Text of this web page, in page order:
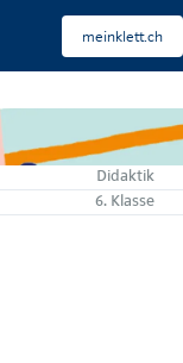
meinklett.ch
Didaktik
6. Klasse